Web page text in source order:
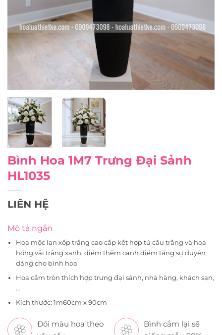
Bình Hoa 1M7 Trưng Đại Sảnh
HL1035
LIÊN HỆ
Mô tả ngắn
Hoa mộc lan xốp trắng cao cấp kết hợp tú cầu trắng và hoa
hồng vải trắng xanh, điểm thêm cành điểm tăng sự duyên
dáng cho bình hoa
Hoa cắm tròn thích hợp trưng đại sảnh, nhà hàng, khách sạn,
…
Kích thước: 1m60cm x 90cm
Đổi màu hoa theo
Bình cắm lại sẽ